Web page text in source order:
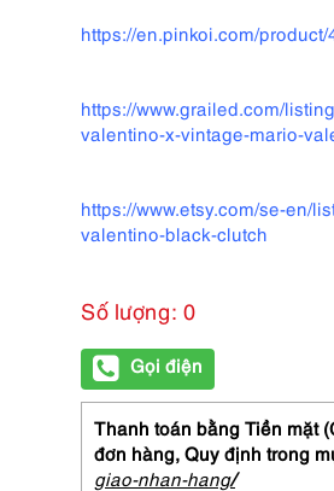
https://en.pinkoi.com/
https://www.grailed.com/
valentino-x-vintage-mario-
https://www.etsy.com/se-en/
valentino-black-clutch
Số lượng: 0
Gọi điện
Thanh toán bằng Tiền mặt
đơn hàng, Quy định trong
giao-nhan-hang/